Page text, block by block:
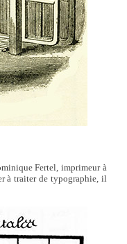
Fertel, imprimeur à
à traiter de typographie, il